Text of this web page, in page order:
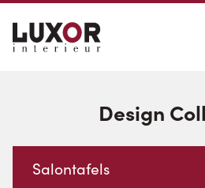
Design
Salontafels